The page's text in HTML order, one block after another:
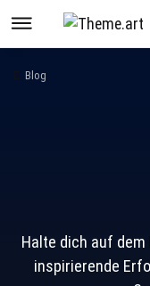
Blog
Halte dich auf dem
inspirierende